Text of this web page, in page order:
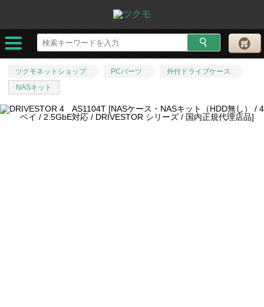
ツクモネットショップ PCパーツ
外付ドライブケース
NASキット